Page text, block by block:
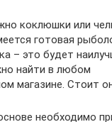
коклюшки или
готовая
– это будет
найти в любом
магазине. Стоит
необходимо